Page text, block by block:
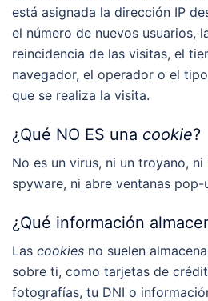
está asignada la dirección IP
el número de nuevos usuarios,
reincidencia de las visitas, el
navegador, el operador o el
que se realiza la visita.
¿Qué NO ES una cookie?
No es un virus, ni un troyano, ni
spyware, ni abre ventanas pop-
¿Qué información
Las cookies no suelen
sobre ti, como tarjetas de
fotografías, tu DNI o